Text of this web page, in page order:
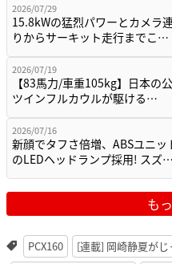
2026/07/29
15.8kWの猛烈パワーとカメラ
りからサーキット走行までこ…
2026/07/19
【83馬力/車重105kg】日本の
ツインフルカウルが駆ける…
2026/07/16
新顔でタフさ倍増、ABSユニッ
のLEDヘッドランプ採用! スズ…
も
PCX160
[連載] 岡崎静夏が